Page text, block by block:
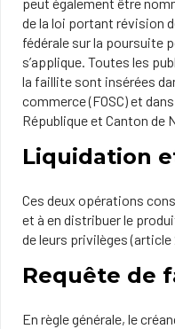
de la loi portant révision
fédérale sur la poursuite
s’applique. Toutes les
la faillite sont insérées
commerce (FOSC) et
République et Canton de
Liquidation
Ces deux opérations
et à en distribuer le
de leurs privilèges (article
Requête de
En règle générale, le